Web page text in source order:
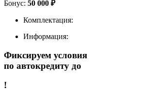
Бонус: 50 000 ₽
Комплектация:
Информация:
Фиксируем условия
по автокредиту до
!